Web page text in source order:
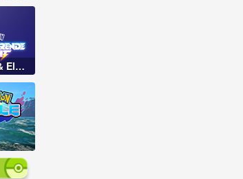
Events: Strahlender Tag & Elektrisierende Nacht